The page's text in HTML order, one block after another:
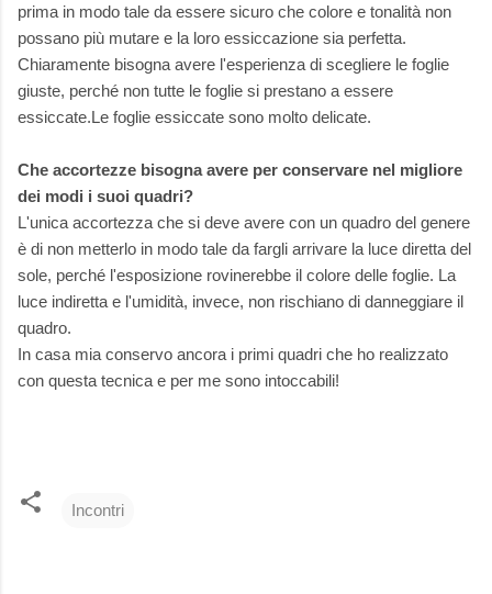
prima in modo tale da essere sicuro che colore e tonalità non
possano più mutare e la loro essiccazione sia perfetta.
Chiaramente bisogna avere l'esperienza di scegliere le foglie
giuste, perché non tutte le foglie si prestano a essere
essiccate.Le foglie essiccate sono molto delicate.
Che accortezze bisogna avere per conservare nel migliore
dei modi i suoi quadri?
L'unica accortezza che si deve avere con un quadro del genere
è di non metterlo in modo tale da fargli arrivare la luce diretta del
sole, perché l'esposizione rovinerebbe il colore delle foglie. La
luce indiretta e l'umidità, invece, non rischiano di danneggiare il
quadro.
In casa mia conservo ancora i primi quadri che ho realizzato
con questa tecnica e per me sono intoccabili!
Incontri